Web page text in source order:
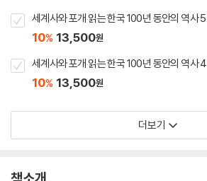
세계사와 포개 읽는 한국 100년 동안의 역사 5
10% 13,500원
세계사와 포개 읽는 한국 100년 동안의 역사 4
10% 13,500원
더보기